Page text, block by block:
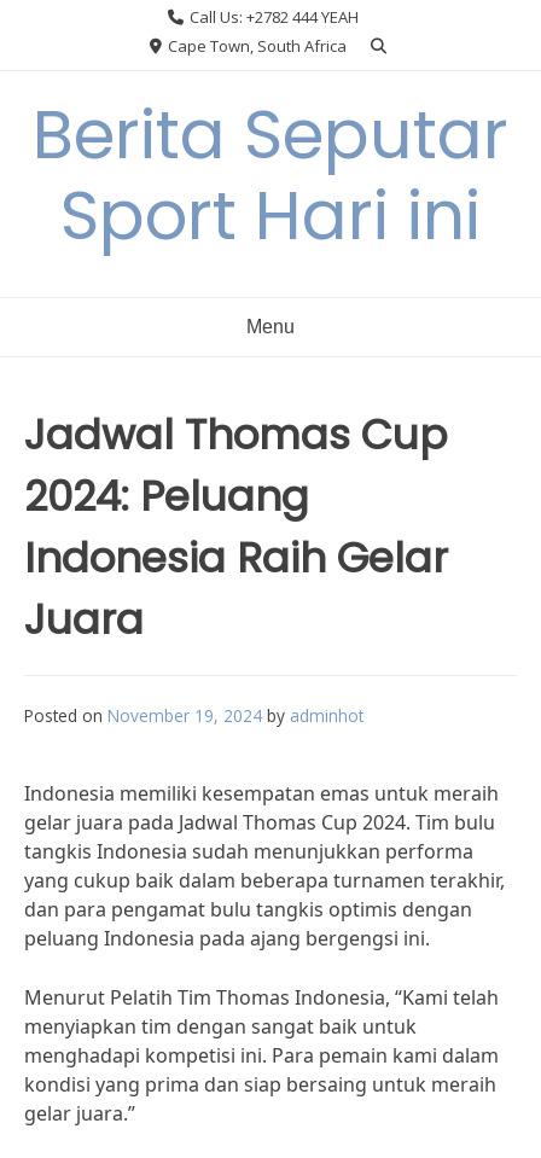
Call Us: +2782 444 YEAH
Cape Town, South Africa
Berita Seputar
Sport Hari ini
Menu
Jadwal Thomas Cup
2024: Peluang
Indonesia Raih Gelar
Juara
Posted on November 19, 2024 by adminhot
Indonesia memiliki kesempatan emas untuk meraih
gelar juara pada Jadwal Thomas Cup 2024. Tim bulu
tangkis Indonesia sudah menunjukkan performa
yang cukup baik dalam beberapa turnamen terakhir,
dan para pengamat bulu tangkis optimis dengan
peluang Indonesia pada ajang bergengsi ini.
Menurut Pelatih Tim Thomas Indonesia, “Kami telah
menyiapkan tim dengan sangat baik untuk
menghadapi kompetisi ini. Para pemain kami dalam
kondisi yang prima dan siap bersaing untuk meraih
gelar juara.”